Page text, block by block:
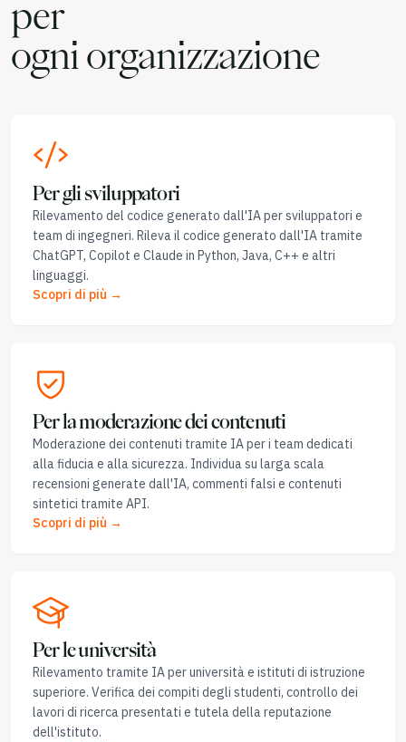
per
ogni organizzazione
Per gli sviluppatori
Rilevamento del codice generato dall'IA per sviluppatori e
team di ingegneri. Rileva il codice generato dall'IA tramite
ChatGPT, Copilot e Claude in Python, Java, C++ e altri
linguaggi.
Scopri di più →
Per la moderazione dei contenuti
Moderazione dei contenuti tramite IA per i team dedicati
alla fiducia e alla sicurezza. Individua su larga scala
recensioni generate dall'IA, commenti falsi e contenuti
sintetici tramite API.
Scopri di più →
Per le università
Rilevamento tramite IA per università e istituti di istruzione
superiore. Verifica dei compiti degli studenti, controllo dei
lavori di ricerca presentati e tutela della reputazione
dell'istituto.